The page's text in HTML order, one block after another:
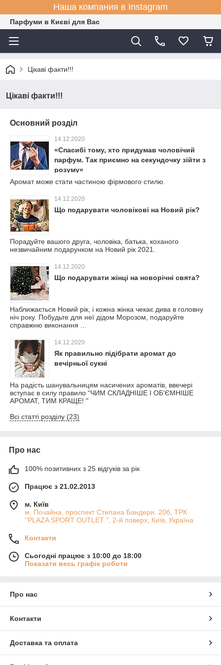
Наша компания в Instagram
Парфуми в Києві для Вас
Цікаві факти!!!
Цікаві факти!!!
Основний розділ
14.12.2020
«Спасибі тому, хто придумав чоловічий
парфум. Так приємно на секундочку зійти з
розуму»
Аромат може стати частиною фірмового стилю.
14.12.2020
Що подарувати чоловікові на Новий рік?
Порадуйте вашого друга, чоловіка, батька, коханого
незвичайним подарунком на Новий рік 2021.
14.12.2020
Що подарувати жінці на новорічні свята?
Наближається Новий рік, і кожна жінка чекає дива в головну
ніч року. Побудьте для неї дідом Морозом, подаруйте
справжню виконання ...
14.12.2020
Як правильно підібрати аромат до
вечірньої сукні
На радість шанувальницям насичених ароматів, ввечері
вступає в силу правило “ЧИМ СКЛАДНІШЕ І ОБ'ЄМНІШЕ
АРОМАТ, ТИМ КРАЩЕ! "
Всі статті розділу (23)
Про нас
100% позитивних з 25 відгуків за рік
Працює з 21.02.2013
м. Київ
м. Почайна, проспект Степана Бандери, 20б, ТРК
''PLAZA SPORT OUTLET ", 2-й поверх, Київ, Україна
Контакти
Сьогодні працює з 10:00 до 18:00
Показати весь графік роботи
Про нас
Контакти
Доставка та оплата